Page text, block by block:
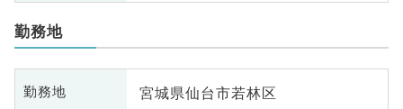
勤務地
勤務地 宮城県仙台市若林区